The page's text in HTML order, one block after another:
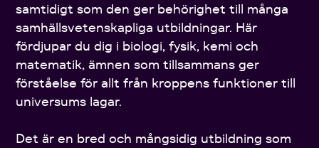
samtidigt som den ger behörighet till många
samhällsvetenskapliga utbildningar. Här
fördjupar du dig i biologi, fysik, kemi och
matematik, ämnen som tillsammans ger
förståelse för allt från kroppens funktioner till
universums lagar.
Det är en bred och mångsidig utbildning som